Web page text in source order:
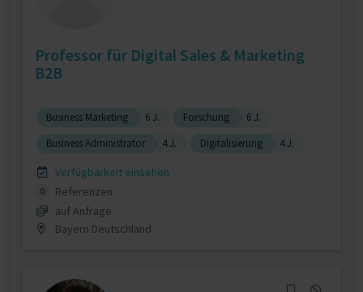
Professor für Digital Sales & Marketing
B2B
Business Marketing 6 J. Forschung
6 J.
Business Administrator
4 J. Digitalisierung 4 J.
Verfügbarkeit einsehen
0
Referenzen
auf Anfrage
Bayern Deutschland